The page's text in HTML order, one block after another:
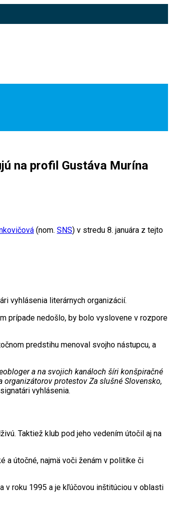
na profil Gustáva Murína
(nom. SNS) v stredu 8. januára z tejto
vyhlásenia literárnych organizácií.
prípade nedošlo, by bolo vyslovene v rozpore
predstihu menoval svojho nástupcu, a
a na svojich kanáloch šíri konšpiračné
protestov Za slušné Slovensko,
vyhlásenia.
Taktiež klub pod jeho vedením útočil aj na
a útočné, najmä voči ženám v politike či
v roku 1995 a je kľúčovou inštitúciou v oblasti